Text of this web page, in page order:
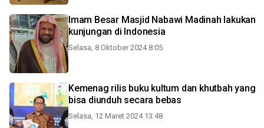
Imam Besar Masjid Nabawi Madinah lakukan
kunjungan di Indonesia
Selasa, 8 Oktober 2024 8:05
Kemenag rilis buku kultum dan khutbah yang
bisa diunduh secara bebas
Selasa, 12 Maret 2024 13:48